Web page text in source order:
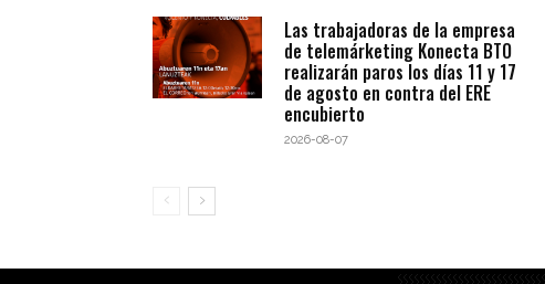
Las trabajadoras de la empresa
de telemárketing Konecta BTO
realizarán paros los días 11 y 17
de agosto en contra del ERE
encubierto
2026-08-07